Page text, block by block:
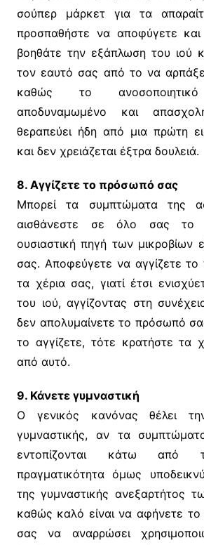
σούπερ μάρκετ για τα
προσπαθήστε να αποφύγετε
βοηθάτε την εξάπλωση του ιού
τον εαυτό σας από το να
καθώς το
αποδυναμωμένο και
θεραπεύει ήδη από μια πρώτη
και δεν χρειάζεται έξτρα δουλειά.
8. Αγγίζετε το πρόσωπό σας
Μπορεί τα συμπτώματα της
αισθάνεστε σε όλο σας
ουσιαστική πηγή των μικροβίων
σας. Αποφεύγετε να αγγίζετε
τα χέρια σας, γιατί έτσι
του ιού, αγγίζοντας στη
δεν απολυμαίνετε το πρόσωπό
το αγγίζετε, τότε κρατήστε τα
από αυτό.
9. Κάνετε γυμναστική
Ο γενικός κανόνας θέλει
γυμναστικής, αν τα
εντοπίζονται κάτω
πραγματικότητα όμως
της γυμναστικής ανεξαρτήτος
καθώς καλό είναι να αφήνετε
σας να αναρρώσει